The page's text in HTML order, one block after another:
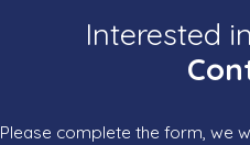
Interested
Please complete the form, we